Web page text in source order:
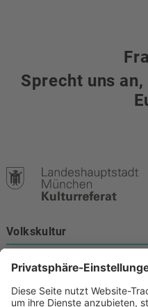
Sprecht uns
Volkskultur
80331 München
Kontakt